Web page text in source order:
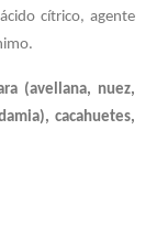
cítrico, agente
(avellana, nuez,
cacahuetes,